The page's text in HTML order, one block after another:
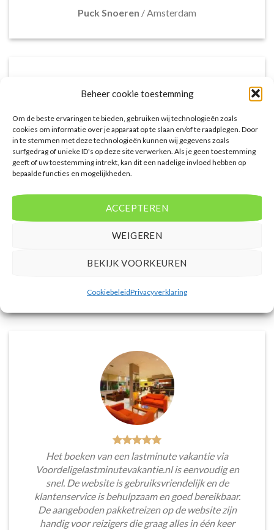
Beheer cookie toestemming
Om de beste ervaringen te bieden, gebruiken wij technologieën zoals
cookies om informatie over je apparaat op te slaan en/of te raadplegen. Door
in te stemmen met deze technologieën kunnen wij gegevens zoals
surfgedrag of unieke ID's op deze site verwerken. Als je geen toestemming
geeft of uw toestemming intrekt, kan dit een nadelige invloed hebben op
bepaalde functies en mogelijkheden.
ACCEPTEREN
WEIGEREN
BEKIJK VOORKEUREN
CookiebeleidPrivacyverklaring
Puck Snoeren /Amsterdam
voordeligelastminutevakantie.nl is erg goed. Van
luxe resorts tot budgetvriendelijke hotels, de site
biedt een breed scala aan opties. De handige
zoekfilters maakten het eenvoudig om
voorkeuren en budget.
Tim Beukers Tilburg
Het boeken van een lastminute vakantie via
Voordeligelastminutevakantie.nl is eenvoudig en
snel. De website is gebruiksvriendelijk en de
klantenservice is behulpzaam en goed bereikbaar.
De aangeboden pakketreizen op de website zijn
handig voor reizigers die graag alles in één keer